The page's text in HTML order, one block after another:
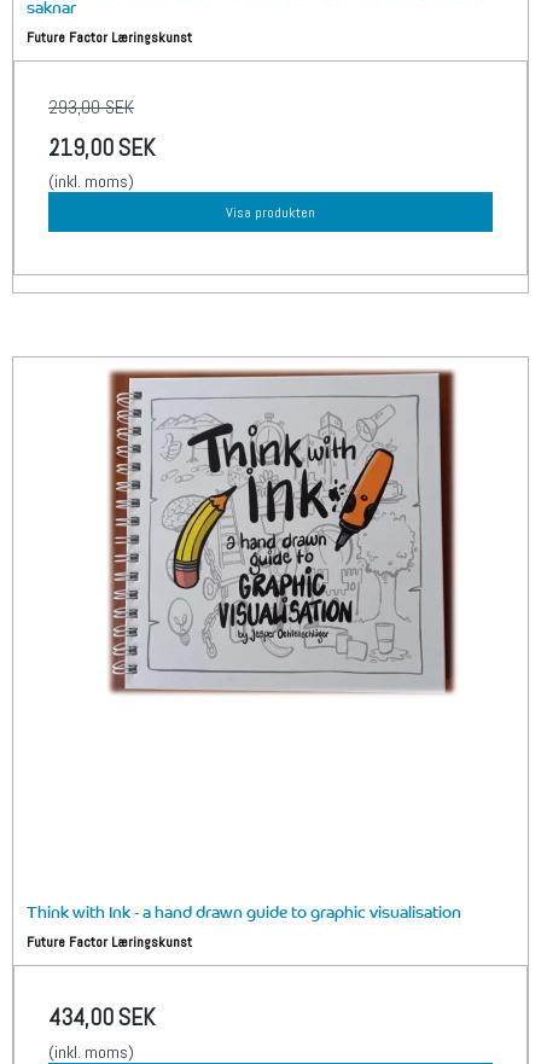
saknar
Future Factor Læringskunst
293,00 SEK
219,00 SEK
(inkl. moms)
Visa produkten
Think with Ink - a hand drawn guide to graphic visualisation
Future Factor Læringskunst
434,00 SEK
(inkl. moms)